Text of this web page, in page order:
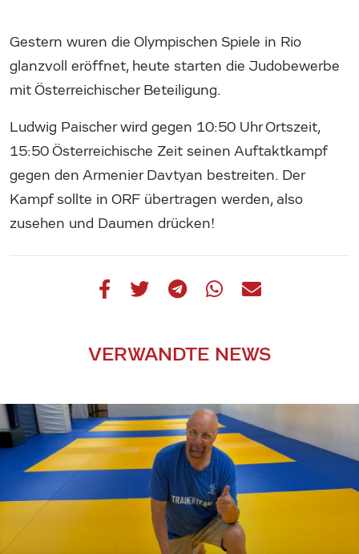
Gestern wuren die Olympischen Spiele in Rio
glanzvoll eröffnet, heute starten die Judobewerbe
mit Österreichischer Beteiligung.
Ludwig Paischer wird gegen 10:50 Uhr Ortszeit,
15:50 Österreichische Zeit seinen Auftaktkampf
gegen den Armenier Davtyan bestreiten. Der
Kampf sollte in ORF übertragen werden, also
zusehen und Daumen drücken!
VERWANDTE NEWS